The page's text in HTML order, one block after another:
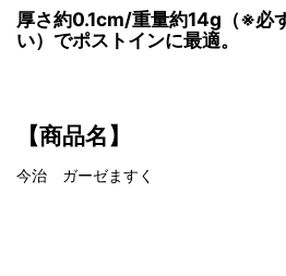
厚さ約0.1cm/重量約14g（※必
い）でポストインに最適。
【商品名】
今治 ガーゼますく